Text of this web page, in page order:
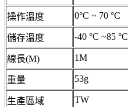
操作溫度 0°C ~ 70 °C
儲存溫度 -40 °C ~85 °C
線長(M) 1M
重量 53g
生產區域 TW